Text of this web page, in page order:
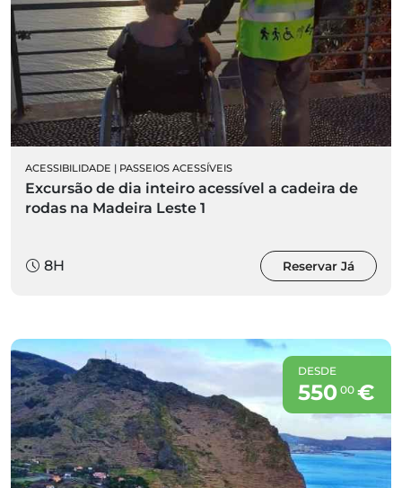
ACESSIBILIDADE | PASSEIOS ACESSÍVEIS
Excursão de dia inteiro acessível a cadeira de
rodas na Madeira Leste 1
8H Reservar Já
DESDE
550 00€